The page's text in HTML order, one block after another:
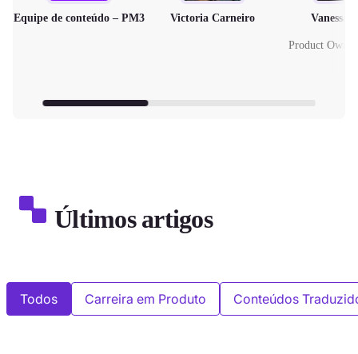
Equipe de conteúdo – PM3 Victoria Carneiro Vanessa
Product
Últimos artigos
Todos Carreira em Produto Conteúdos